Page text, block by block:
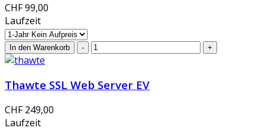
CHF 99,00
Laufzeit
Thawte SSL Web Server EV
CHF 249,00
Laufzeit